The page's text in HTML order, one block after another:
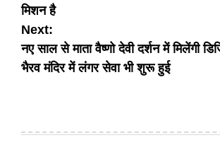
मिशन है
Next:
नए साल से माता वैष्णो देवी दर्शन में मिलेंगी
भैरव मंदिर में लंगर सेवा भी शुरू हुई